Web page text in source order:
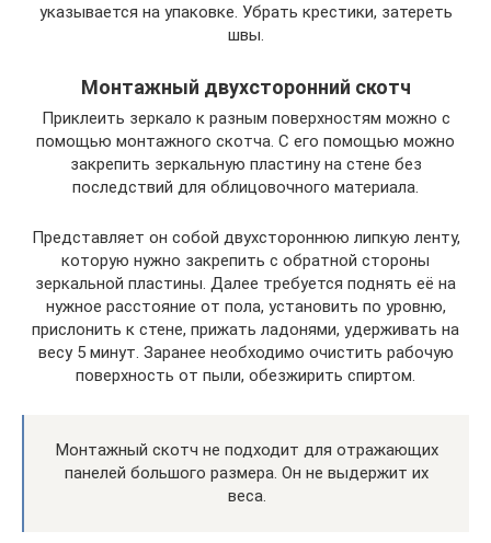
указывается на упаковке. Убрать крестики, затереть
швы.
Монтажный двухсторонний скотч
Приклеить зеркало к разным поверхностям можно с
помощью монтажного скотча. С его помощью можно
закрепить зеркальную пластину на стене без
последствий для облицовочного материала.
Представляет он собой двухстороннюю липкую ленту,
которую нужно закрепить с обратной стороны
зеркальной пластины. Далее требуется поднять её на
нужное расстояние от пола, установить по уровню,
прислонить к стене, прижать ладонями, удерживать на
весу 5 минут. Заранее необходимо очистить рабочую
поверхность от пыли, обезжирить спиртом.
Монтажный скотч не подходит для отражающих
панелей большого размера. Он не выдержит их
веса.